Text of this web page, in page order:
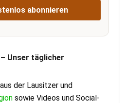
abonnieren
Unser täglicher
aus der Lausitzer und
sowie Videos und Social-